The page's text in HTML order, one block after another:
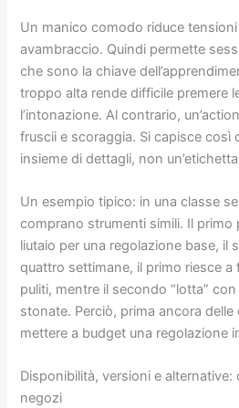
Un manico comodo riduce
avambraccio. Quindi permette
che sono la chiave
troppo alta rende difficile premere
l’intonazione. Al contrario,
fruscii e scoraggia. Si capisce così
insieme di dettagli, non
Un esempio tipico: in una classe
comprano strumenti simili. Il
liutaio per una regolazione base, il
quattro settimane, il primo riesce a
puliti, mentre il secondo “lotta”
stonate. Perciò, prima ancora
mettere a budget una regolazione
Disponibilità, versioni e alternative:
negozi